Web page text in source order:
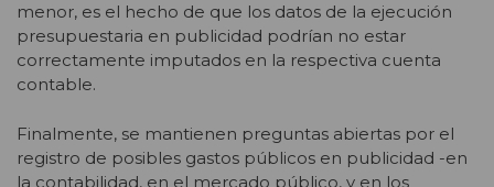
menor, es el hecho de que los datos de la ejecución
presupuestaria en publicidad podrían no estar
correctamente imputados en la respectiva cuenta
contable.
Finalmente, se mantienen preguntas abiertas por el
registro de posibles gastos públicos en publicidad -en
la contabilidad, en el mercado público, y en los